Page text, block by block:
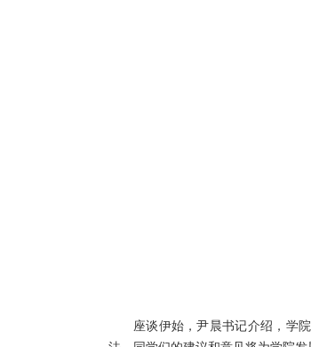
座谈伊始，尹晨书记介绍，学